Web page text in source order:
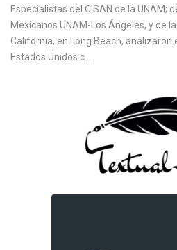
Especialistas del CISAN de la UNAM;
Mexicanos UNAM-Los Ángeles, y de
California, en Long Beach, analizaron
Estados Unidos c...